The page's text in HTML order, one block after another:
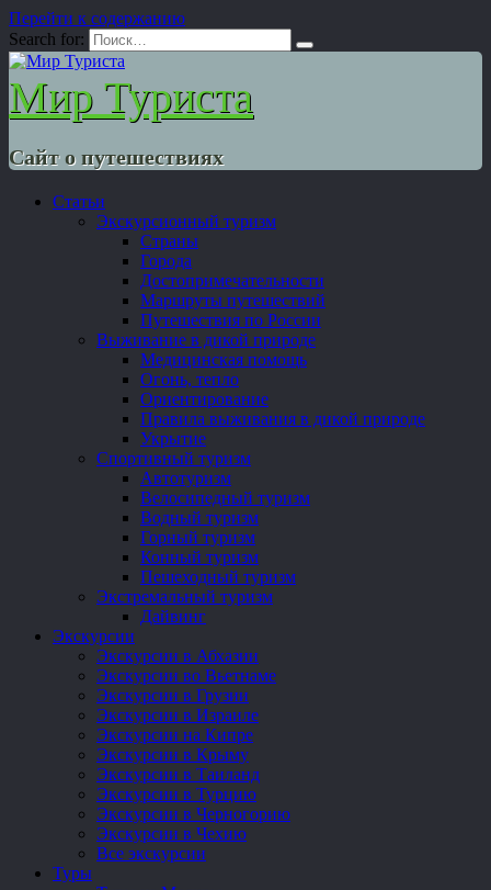
Перейти к содержанию
Search for:
Мир Туриста
Сайт о путешествиях
Статьи
Экскурсионный туризм
Страны
Города
Достопримечательности
Маршруты путешествий
Путешествия по России
Выживание в дикой природе
Медицинская помощь
Огонь, тепло
Ориентирование
Правила выживания в дикой природе
Укрытие
Спортивный туризм
Автотуризм
Велосипедный туризм
Водный туризм
Горный туризм
Конный туризм
Пешеходный туризм
Экстремальный туризм
Дайвинг
Экскурсии
Экскурсии в Абхазии
Экскурсии во Вьетнаме
Экскурсии в Грузии
Экскурсии в Израиле
Экскурсии на Кипре
Экскурсии в Крыму
Экскурсии в Таиланд
Экскурсии в Турцию
Экскурсии в Черногорию
Экскурсии в Чехию
Все экскурсии
Туры